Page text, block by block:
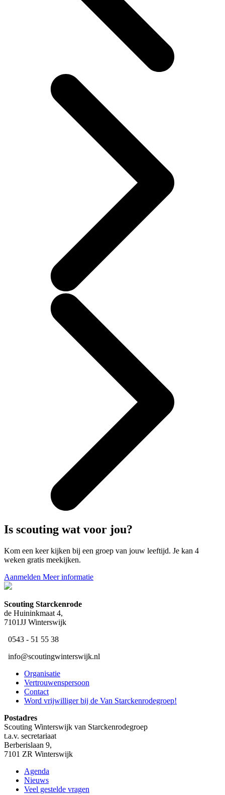
Is scouting wat voor jou?
Kom een keer kijken bij een groep van jouw leeftijd. Je kan 4
weken gratis meekijken.
Aanmelden Meer informatie
Scouting ​Starckenrode
de Huininkmaat 4,
7101JJ Winterswijk
​ 0543 - 51 55 38
​ ​info@scoutingwinterswijk.nl
Organisatie
Vertrouwenspersoon
Contact
Word vrijwilliger bij de Van Starckenrodegroep!
Postadres
Scouting Winterswijk van Starckenrodegroep
t.a.v. secretariaat
Berberislaan 9,
7101 ZR Winterswijk
Agenda
Nieuws
Veel gestelde vragen